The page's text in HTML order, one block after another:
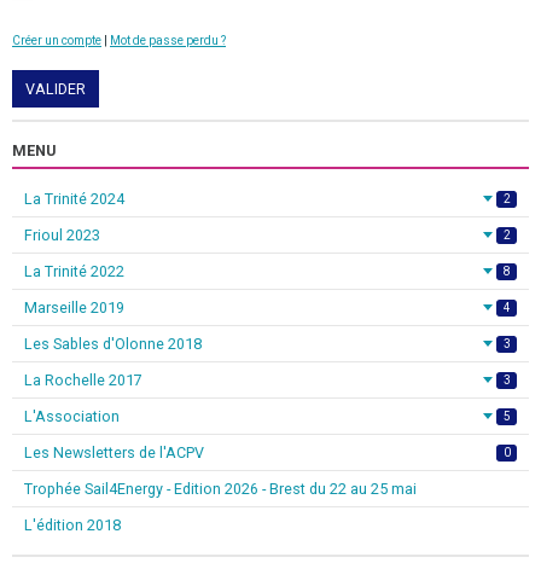
Créer un compte Mot de passe perdu ?
VALIDER
MENU
La Trinité 2024 2
Frioul 2023 2
La Trinité 2022 8
Marseille 2019 4
Les Sables d'Olonne 2018 3
La Rochelle 2017 3
L'Association 5
Les Newsletters de l'ACPV 0
Trophée Sail4Energy - Edition 2026 - Brest du 22 au 25 mai
L'édition 2018